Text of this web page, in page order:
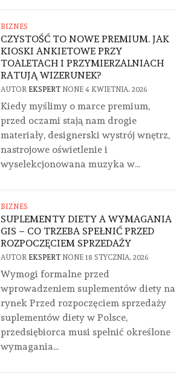
BIZNES
CZYSTOŚĆ TO NOWE PREMIUM. JAK
KIOSKI ANKIETOWE PRZY
TOALETACH I PRZYMIERZALNIACH
RATUJĄ WIZERUNEK?
AUTOR EKSPERT NONE 4 KWIETNIA, 2026
Kiedy myślimy o marce premium,
przed oczami stają nam drogie
materiały, designerski wystrój wnętrz,
nastrojowe oświetlenie i
wyselekcjonowana muzyka w...
BIZNES
SUPLEMENTY DIETY A WYMAGANIA
GIS – CO TRZEBA SPEŁNIĆ PRZED
ROZPOCZĘCIEM SPRZEDAŻY
AUTOR EKSPERT NONE 18 STYCZNIA, 2026
Wymogi formalne przed
wprowadzeniem suplementów diety na
rynek Przed rozpoczęciem sprzedaży
suplementów diety w Polsce,
przedsiębiorca musi spełnić określone
wymagania...